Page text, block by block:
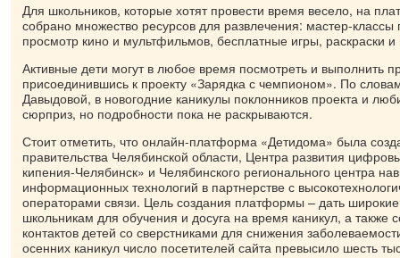
Для школьников, которые хотят провести время весело, на
собрано множество ресурсов для развлечения: мастер-
просмотр кино и мультфильмов, бесплатные игры, раскраски и
Активные дети могут в любое время посмотреть и выполнить
присоединившись к проекту «Зарядка с чемпионом». По
Давыдовой, в новогодние каникулы поклонников проекта и
сюрприз, но подробности пока не раскрываются.
Стоит отметить, что онлайн-платформа «Детидома» была
правительства Челябинской области, Центра развития
кипения-Челябинск» и Челябинского регионального центра
информационных технологий в партнерстве с
операторами связи. Цель создания платформы – дать
школьникам для обучения и досуга на время каникул, а также
контактов детей со сверстниками для снижения
осенних каникул число посетителей сайта превысило шесть